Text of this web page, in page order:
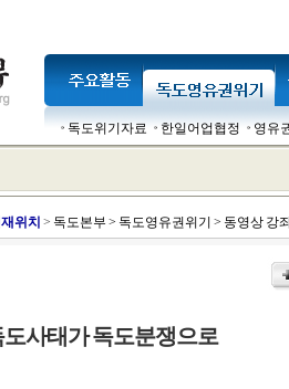
독도위기자료 한일어업협정 영유
재위치 > 독도본부 > 독도영유권위기 > 동영상 강
도사태가 독도분쟁으로